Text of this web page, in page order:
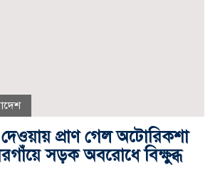
দেওয়ায় প্রাণ গেল অটোরিকশা
সড়ক অবরোধে বিক্ষুব্ধ